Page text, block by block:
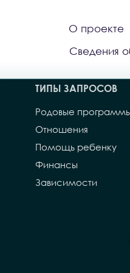
О проекте
Сведения
Родовые
Отношения
Помощь ребенку
Финансы
ТИПЫ ЗАПРОСОВ
Зависимости